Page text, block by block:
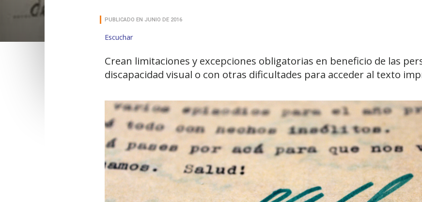
PUBLICADO EN JUNIO DE 2016
Escuchar
Crean limitaciones y excepciones obligatorias en beneficio de las
discapacidad visual o con otras dificultades para acceder al texto